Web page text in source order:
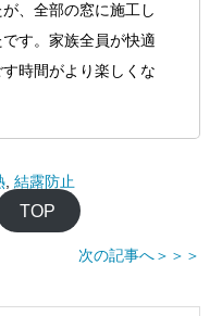
、全部の窓に施工し
す。家族全員が快適
時間がより楽しくな
結露防止
TOP
次の記事へ＞＞＞